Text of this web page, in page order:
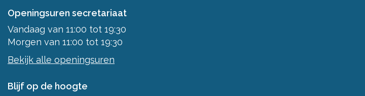
Openingsuren secretariaat
Vandaag van 11:00 tot 19:30
Morgen van 11:00 tot 19:30
Bekijk alle openingsuren
Blijf op de hoogte